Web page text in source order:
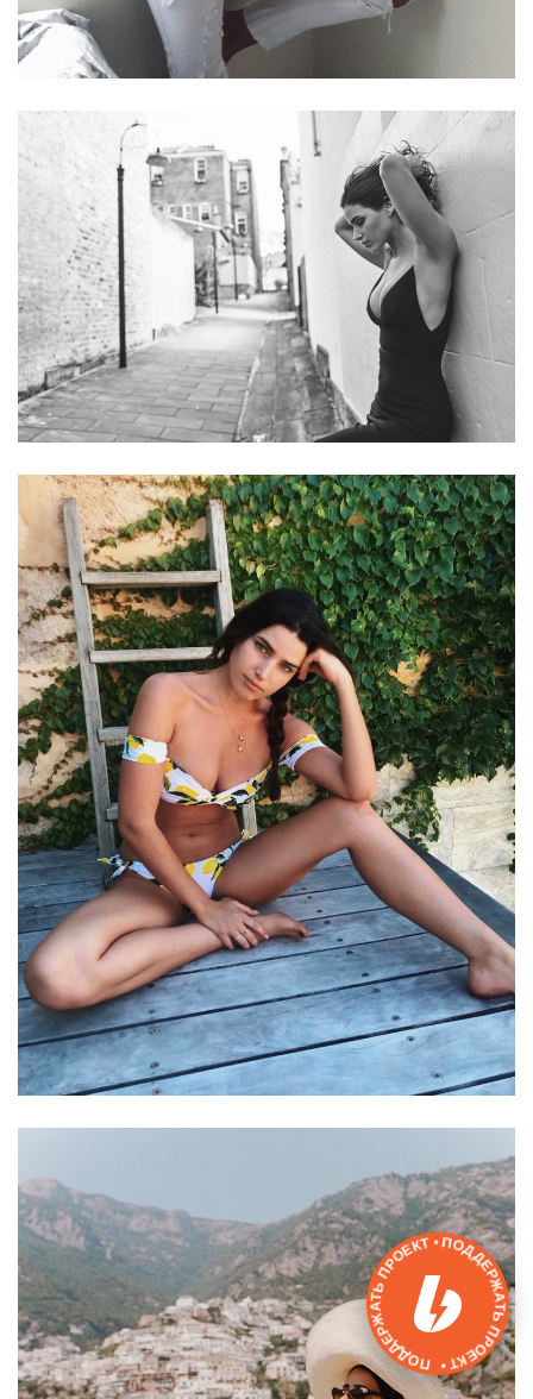
ПОДДЕРЖАТЬ ПРОЕКТ • ПОДДЕРЖАТЬ ПРОЕКТ •